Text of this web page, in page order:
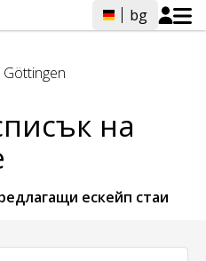
bg
Göttingen
на
ескейп стаи